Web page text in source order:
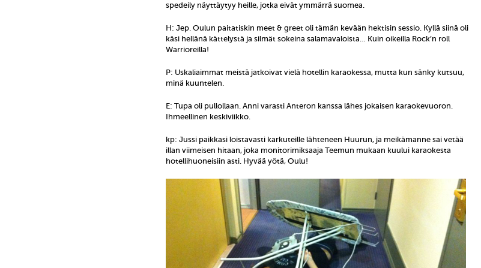
spedeily näyttäytyy heille, jotka eivät ymmärrä suomea.
H: Jep. Oulun paitatiskin meet & greet oli tämän kevään hektisin sessio. Kyllä siinä oli
käsi hellänä kättelystä ja silmät sokeina salamavaloista… Kuin oikeilla Rock’n roll
Warrioreilla!
P: Uskaliaimmat meistä jatkoivat vielä hotellin karaokessa, mutta kun sänky kutsuu,
minä kuuntelen.
E: Tupa oli pullollaan. Anni varasti Anteron kanssa lähes jokaisen karaokevuoron.
Ihmeellinen keskiviikko.
kp: Jussi paikkasi loistavasti karkuteille lähteneen Huurun, ja meikämanne sai vetää
illan viimeisen hitaan, joka monitorimiksaaja Teemun mukaan kuului karaokesta
hotellihuoneisiin asti. Hyvää yötä, Oulu!